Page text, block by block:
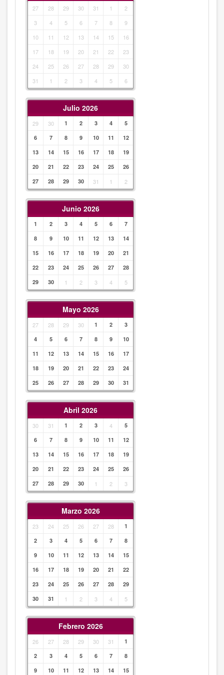
27 28 29 30 31 1
2
3
4 5 6 7 8
9
10
11 12 13 14 15
16
17
18 19 20 21 22
23
24
25 26 27 28 29
30
31
1 2 3 4 5 6
Julio 2026
29 30 1 2 3 4
5
6
7 8 9 10 11
12
13
14 15 16 17 18
19
20
21 22 23 24 25
26
27
28 29 30 31 1 2
Junio 2026
1 2 3 4 5 6
7
8
9 10 11 12 13
14
15
16 17 18 19 20
21
22
23 24 25 26 27
28
29
30 1 2 3 4 5
Mayo 2026
27 28 29 30 1 2
3
4
5 6 7 8 9
10
11
12 13 14 15 16
17
18
19 20 21 22 23
24
25
26 27 28 29 30 31
Abril 2026
30 31 1 2 3 4
5
6
7 8 9 10 11
12
13
14 15 16 17 18
19
20
21 22 23 24 25
26
27
28 29 30 1 2 3
Marzo 2026
23 24 25 26 27 28
1
2
3 4 5 6 7
8
9
10 11 12 13 14
15
16
17 18 19 20 21
22
23
24 25 26 27 28
29
30
31 1 2 3 4 5
Febrero 2026
26 27 28 29 30 31
1
2
3 4 5 6 7
8
9
10 11 12 13 14
15